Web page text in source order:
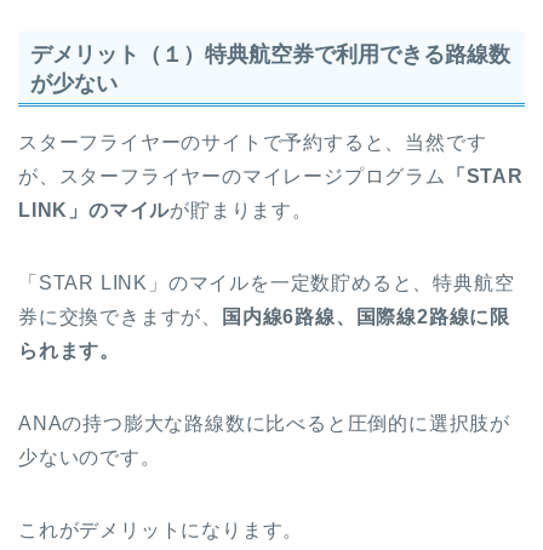
デメリット（１）特典航空券で利用できる路線数
が少ない
スターフライヤーのサイトで予約すると、当然です
が、スターフライヤーのマイレージプログラム
「STAR
LINK」のマイルが貯まります。
「STAR LINK」のマイルを一定数貯めると、特典航空
券に交換できますが、
国内線6路線、国際線2路線に限
られます。
ANAの持つ膨大な路線数に比べると圧倒的に選択肢が
少ないのです。
これがデメリットになります。